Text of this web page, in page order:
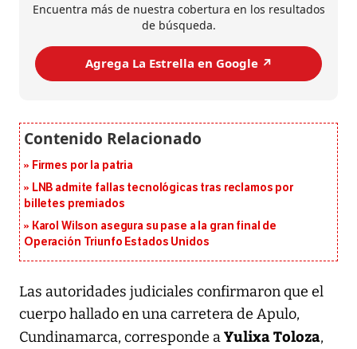
Encuentra más de nuestra cobertura en los resultados
de búsqueda.
Agrega La Estrella en Google ↗️
Firmes por la patria
LNB admite fallas tecnológicas tras reclamos por
billetes premiados
Karol Wilson asegura su pase a la gran final de
Operación Triunfo Estados Unidos
Las autoridades judiciales confirmaron que el
cuerpo hallado en una carretera de Apulo,
Cundinamarca, corresponde aYulixa Toloza,